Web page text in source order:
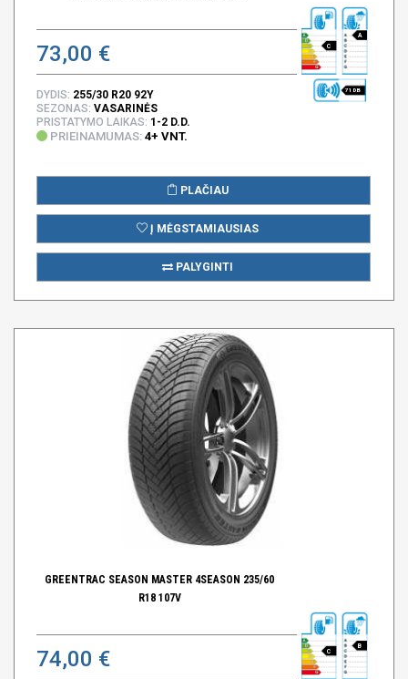
73,00 € C
A
71 DB
DYDIS: 255/30 R20 92Y
SEZONAS: VASARINĖS
PRISTATYMO LAIKAS: 1-2 D.D.
PRIEINAMUMAS: 4+ VNT.
PLAČIAU
Į MĖGSTAMIAUSIAS
PALYGINTI
GREENTRAC SEASON MASTER 4SEASON 235/60
R18 107V
74,00 € C
B